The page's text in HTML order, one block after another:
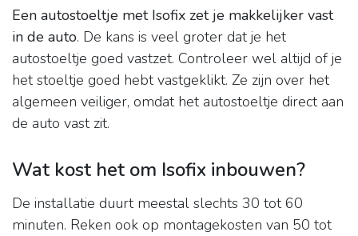
Een autostoeltje met Isofix zet je makkelijker vast
in de auto. De kans is veel groter dat je het
autostoeltje goed vastzet. Controleer wel altijd of je
het stoeltje goed hebt vastgeklikt. Ze zijn over het
algemeen veiliger, omdat het autostoeltje direct aan
de auto vast zit.
Wat kost het om Isofix inbouwen?
De installatie duurt meestal slechts 30 tot 60
minuten. Reken ook op montagekosten van 50 tot